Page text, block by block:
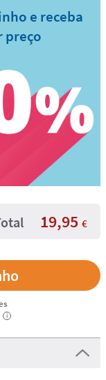
e receba
preço
19,95 €
i